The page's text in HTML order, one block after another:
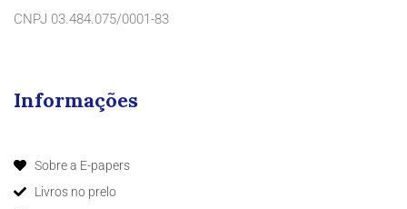
CNPJ 03.484.075/0001-83
Informações
Sobre a E-papers
Livros no prelo